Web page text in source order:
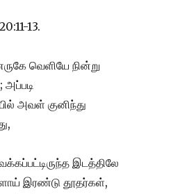
13.
வெளியே நின்று
அவள் குனிந்து
இடத்திலே
இரண்டு தூதர்கள்,